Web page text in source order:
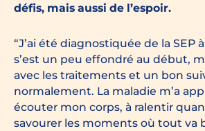
défis, mais aussi de l’espoir.
J’ai été diagnostiquée de la SEP
s’est un peu effondré au début,
avec les traitements et un bon
normalement. La maladie m’a
écouter mon corps, à ralentir
savourer les moments où tout va